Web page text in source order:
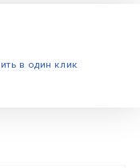
в один клик